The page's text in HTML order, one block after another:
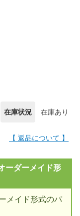
在庫状況 在庫あり
【 返品について 】
ーダーメイド形
メイド形式のパ